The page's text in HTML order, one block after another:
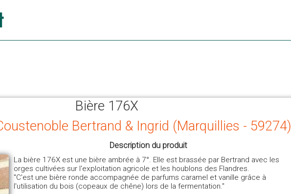
Bière 176X
Bertrand & Ingrid (Marquillies - 59274)
Description du produit
La bière 176X est une bière ambrée à 7°. Elle est brassée par Bertrand avec les
orges cultivées sur l'exploitation agricole et les houblons des Flandres.
"C'est une bière ronde accompagnée de parfums caramel et vanille grâce à
l'utilisation du bois (copeaux de chêne) lors de la fermentation."